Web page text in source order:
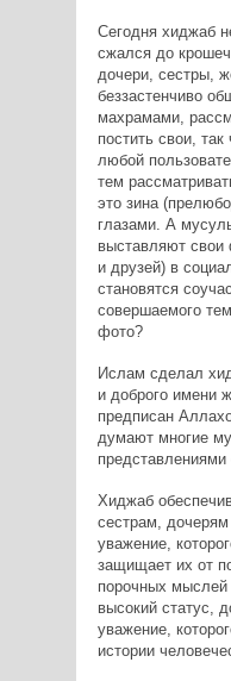
Сегодня хиджаб
сжался до
дочери, сестры,
беззастенчиво
махрамами,
постить свои,
любой
тем
это зина
глазами. А
выставляют свои
и друзей) в
становятся
совершаемого
фото?
Ислам сделал
и доброго имени
предписан
думают многие
представлениями
Хиджаб
сестрам,
уважение,
защищает их от
порочных
высокий статус,
уважение,
истории